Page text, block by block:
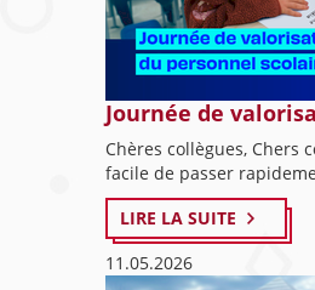
Journée de
Chères collègues, Chers
facile de passer
LIRE LA SUITE
11.05.2026